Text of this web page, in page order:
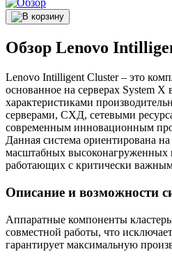
Обзор Lenovo
Lenovo Intilligent Cluster – это
основанное на серверах System
характеристиками
серверами, СХД, сетевыми
современным инновационным
Данная система ориентирована
масштабных высоконагруженных
работающих с критически
Описание и возможности
Аппаратные компоненты
совместной работы, что
гарантирует максимальную